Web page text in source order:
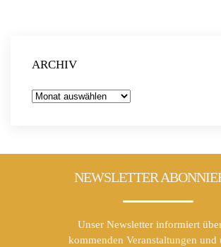
ARCHIV
Archiv
NEWSLETTER
Unser Newsletter informiert
kommenden Veranstaltungen und